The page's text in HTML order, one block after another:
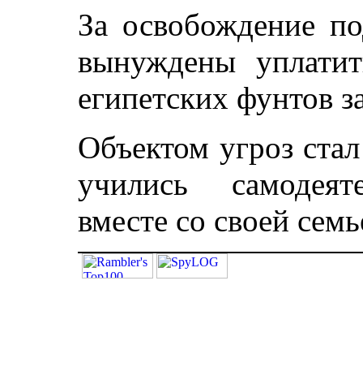
За освобождение
вынуждены
египетских фунтов
Объектом угроз
учились
вместе со своей